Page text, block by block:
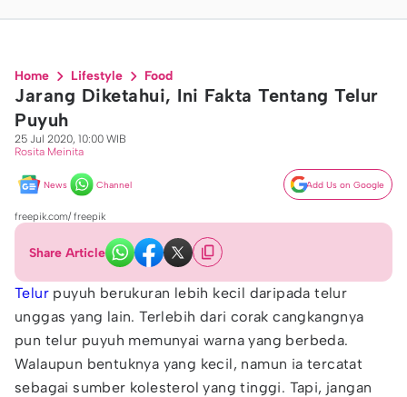
Home Lifestyle Food
Jarang Diketahui, Ini Fakta Tentang Telur
Puyuh
25 Jul 2020, 10:00 WIB
Rosita Meinita
News Channel Add Us on Google
freepik.com/ freepik
Share Article
Telur puyuh berukuran lebih kecil daripada telur
unggas yang lain. Terlebih dari corak cangkangnya
pun telur puyuh memunyai warna yang berbeda.
Walaupun bentuknya yang kecil, namun ia tercatat
sebagai sumber kolesterol yang tinggi. Tapi, jangan